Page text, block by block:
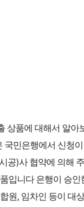
상품에 대해서 알아
국민은행에서 신청
공)사 협약에 의해
입니다 은행이 승인
원, 임차인 등이 대